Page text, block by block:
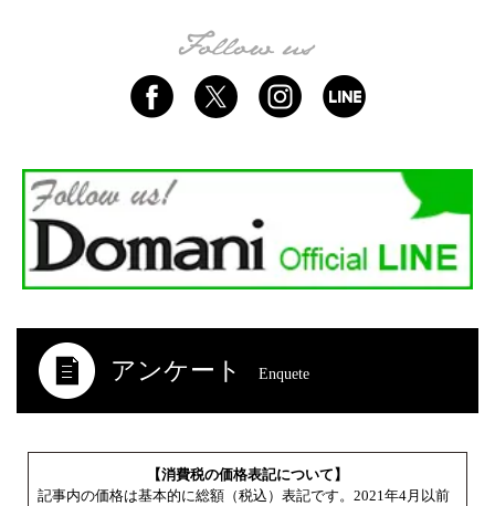
アンケート Enquete
【消費税の価格表記について】
記事内の価格は基本的に総額（税込）表記です。2021年4月以前